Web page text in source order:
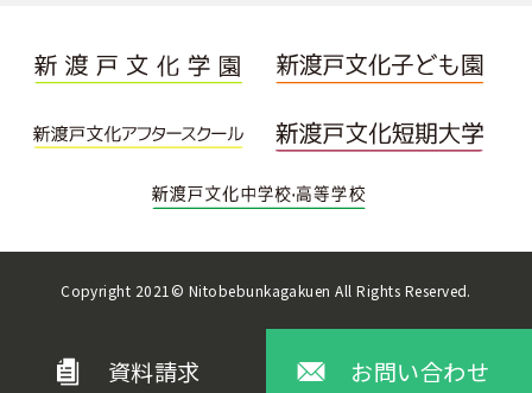
資料請求 お問い合わせ
Copyright 2021© Nitobebunkagakuen All Rights Reserved.